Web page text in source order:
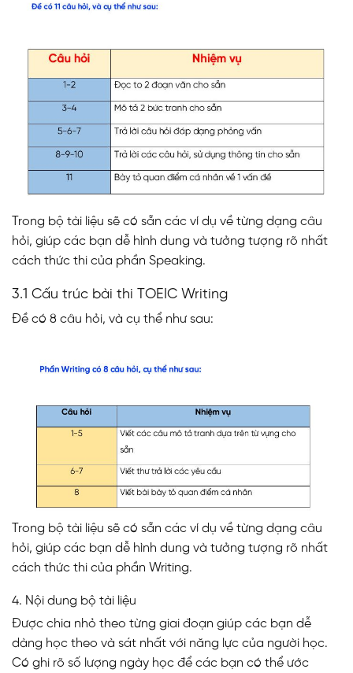
Trong bộ tài liệu sẽ có sẵn các ví dụ về từng dạng câu
hỏi, giúp các bạn dễ hình dung và tưởng tượng rõ nhất
cách thức thi của phần Speaking.
3.1 Cấu trúc bài thi TOEIC Writing
Đề có 8 câu hỏi, và cụ thể như sau:
Trong bộ tài liệu sẽ có sẵn các ví dụ về từng dạng câu
hỏi, giúp các bạn dễ hình dung và tưởng tượng rõ nhất
cách thức thi của phần Writing.
4. Nội dung bộ tài liệu
Được chia nhỏ theo từng giai đoạn giúp các bạn dễ
dàng học theo và sát nhất với năng lực của người học.
Có ghi rõ số lượng ngày học để các bạn có thể ước